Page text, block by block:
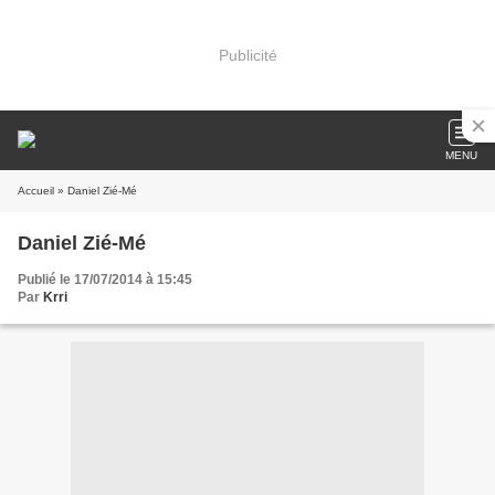
Publicité
MENU
Accueil » Daniel Zié-Mé
Daniel Zié-Mé
Publié le 17/07/2014 à 15:45
Par Krri